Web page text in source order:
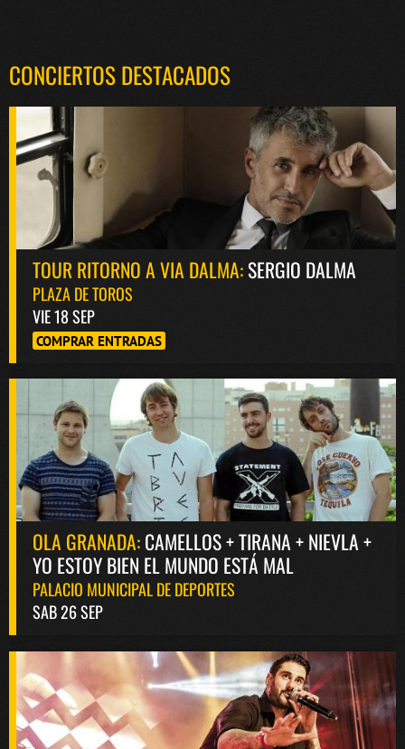
CONCIERTOS DESTACADOS
TOUR RITORNO A VIA DALMA:SERGIO DALMA
PLAZA DE TOROS
VIE 18 SEP
COMPRAR ENTRADAS
OLA GRANADA:CAMELLOS + TIRANA + NIEVLA +
YO ESTOY BIEN EL MUNDO ESTÁ MAL
PALACIO MUNICIPAL DE DEPORTES
SAB 26 SEP